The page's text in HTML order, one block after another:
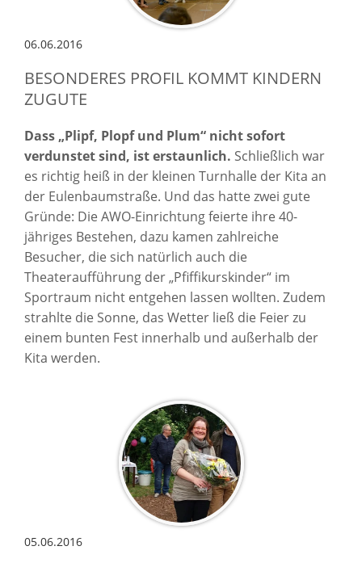
06.06.2016
BESONDERES PROFIL KOMMT KINDERN
ZUGUTE
Dass „Plipf, Plopf und Plum“ nicht sofort
verdunstet sind, ist erstaunlich. Schließlich war
es richtig heiß in der kleinen Turnhalle der Kita an
der Eulenbaumstraße. Und das hatte zwei gute
Gründe: Die AWO-Einrichtung feierte ihre 40-
jähriges Bestehen, dazu kamen zahlreiche
Besucher, die sich natürlich auch die
Theateraufführung der „Pfiffikurskinder“ im
Sportraum nicht entgehen lassen wollten. Zudem
strahlte die Sonne, das Wetter ließ die Feier zu
einem bunten Fest innerhalb und außerhalb der
Kita werden.
05.06.2016